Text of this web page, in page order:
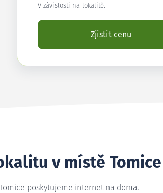
V závislosti na lokalitě.
Zjistit cenu
v místě Tomice
poskytujeme internet na doma.